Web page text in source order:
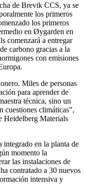
de Brevik CCS, ya se
los primeros
los primeros
en Øygarden en
comenzará a entregar
carbono gracias a la
con emisiones
Miles de personas
para aprender de
técnica, sino un
cuestiones climáticas”,
Heidelberg Materials
integrado en la planta de
momento la
las instalaciones de
contratado a 30 nuevos
intensiva y